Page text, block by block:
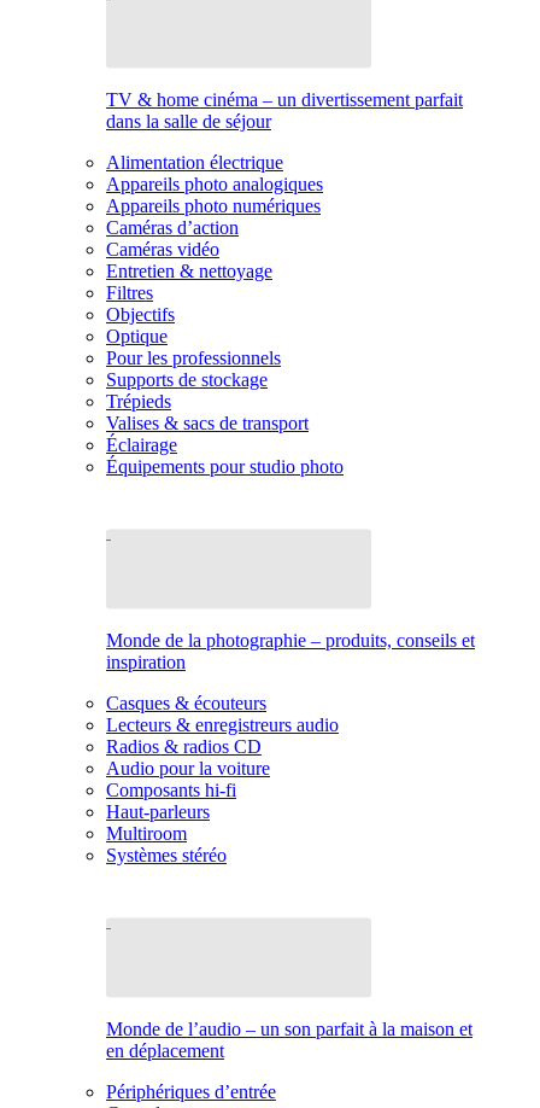
TV & home cinéma – un divertissement parfait
dans la salle de séjour
Alimentation électrique
Appareils photo analogiques
Appareils photo numériques
Caméras d’action
Caméras vidéo
Entretien & nettoyage
Filtres
Objectifs
Optique
Pour les professionnels
Supports de stockage
Trépieds
Valises & sacs de transport
Éclairage
Équipements pour studio photo
Monde de la photographie – produits, conseils et
inspiration
Casques & écouteurs
Lecteurs & enregistreurs audio
Radios & radios CD
Audio pour la voiture
Composants hi-fi
Haut-parleurs
Multiroom
Systèmes stéréo
Monde de l’audio – un son parfait à la maison et
en déplacement
Périphériques d’entrée